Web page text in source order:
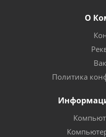
О
Политика